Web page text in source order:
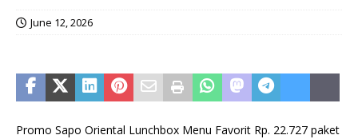
June 12, 2026
Promo Sapo Oriental Lunchbox Menu Favorit Rp. 22.727 paket